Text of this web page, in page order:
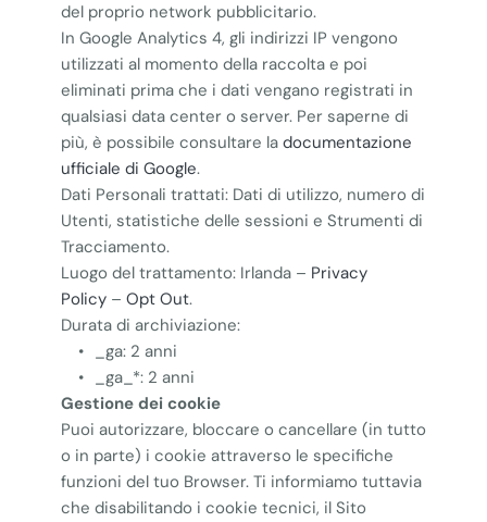
del proprio network pubblicitario.
In Google Analytics 4, gli indirizzi IP vengono
utilizzati al momento della raccolta e poi
eliminati prima che i dati vengano registrati in
qualsiasi data center o server. Per saperne di
più, è possibile consultare la documentazione
ufficiale di Google.
Dati Personali trattati: Dati di utilizzo, numero di
Utenti, statistiche delle sessioni e Strumenti di
Tracciamento.
Luogo del trattamento: Irlanda – Privacy
Policy– Opt Out.
Durata di archiviazione:
_ga: 2 anni
_ga_*: 2 anni
Gestione dei cookie
Puoi autorizzare, bloccare o cancellare (in tutto
o in parte) i cookie attraverso le specifiche
funzioni del tuo Browser. Ti informiamo tuttavia
che disabilitando i cookie tecnici, il Sito